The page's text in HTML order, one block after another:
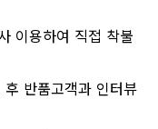
이용하여 직접 착불
반품고객과 인터뷰